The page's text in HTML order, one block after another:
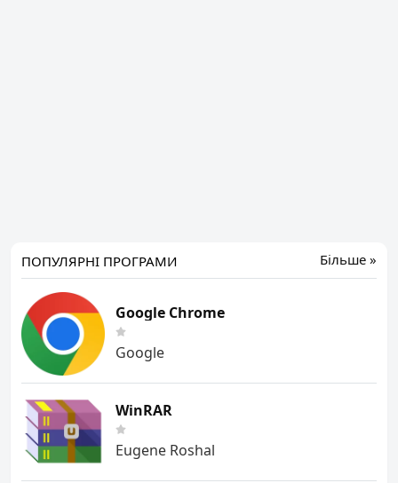
Більше »
ПОПУЛЯРНІ ПРОГРАМИ
Google Chrome
Google
WinRAR
Eugene Roshal